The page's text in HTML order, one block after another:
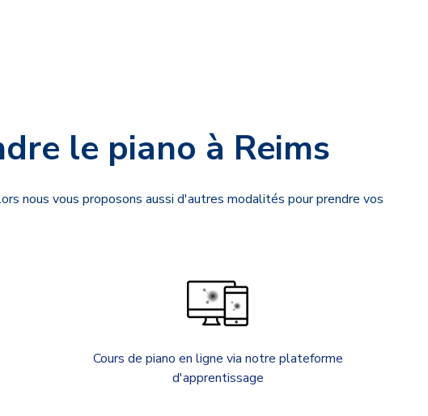
le piano à Reims
nous vous proposons aussi d'autres modalités pour prendre vos
Cours de piano en ligne via notre plateforme
d'apprentissage